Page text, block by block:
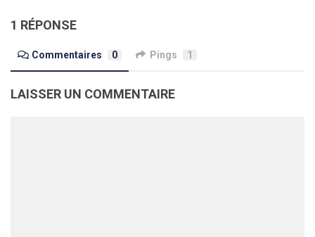
1 RÉPONSE
Commentaires 0 Pings 1
LAISSER UN COMMENTAIRE